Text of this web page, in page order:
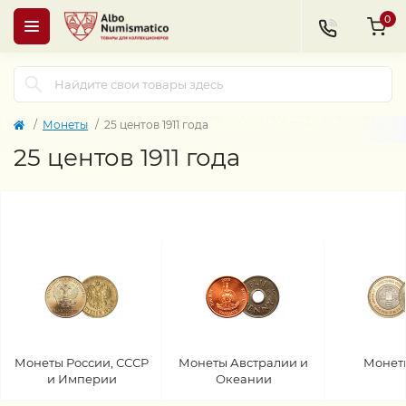
0
Монеты 25 центов 1911 года
25 центов 1911 года
Монеты России, СССР
и Империи
Монеты Австралии и
Океании